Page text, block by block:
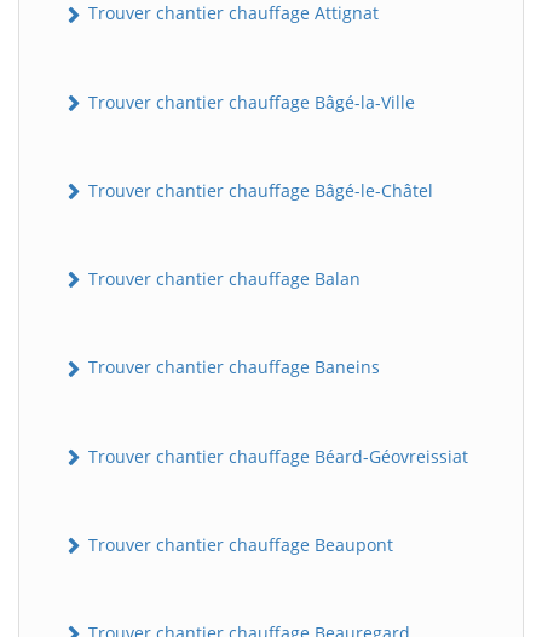
Trouver chantier chauffage Attignat
Trouver chantier chauffage Bâgé-la-Ville
Trouver chantier chauffage Bâgé-le-Châtel
Trouver chantier chauffage Balan
Trouver chantier chauffage Baneins
Trouver chantier chauffage Béard-Géovreissiat
Trouver chantier chauffage Beaupont